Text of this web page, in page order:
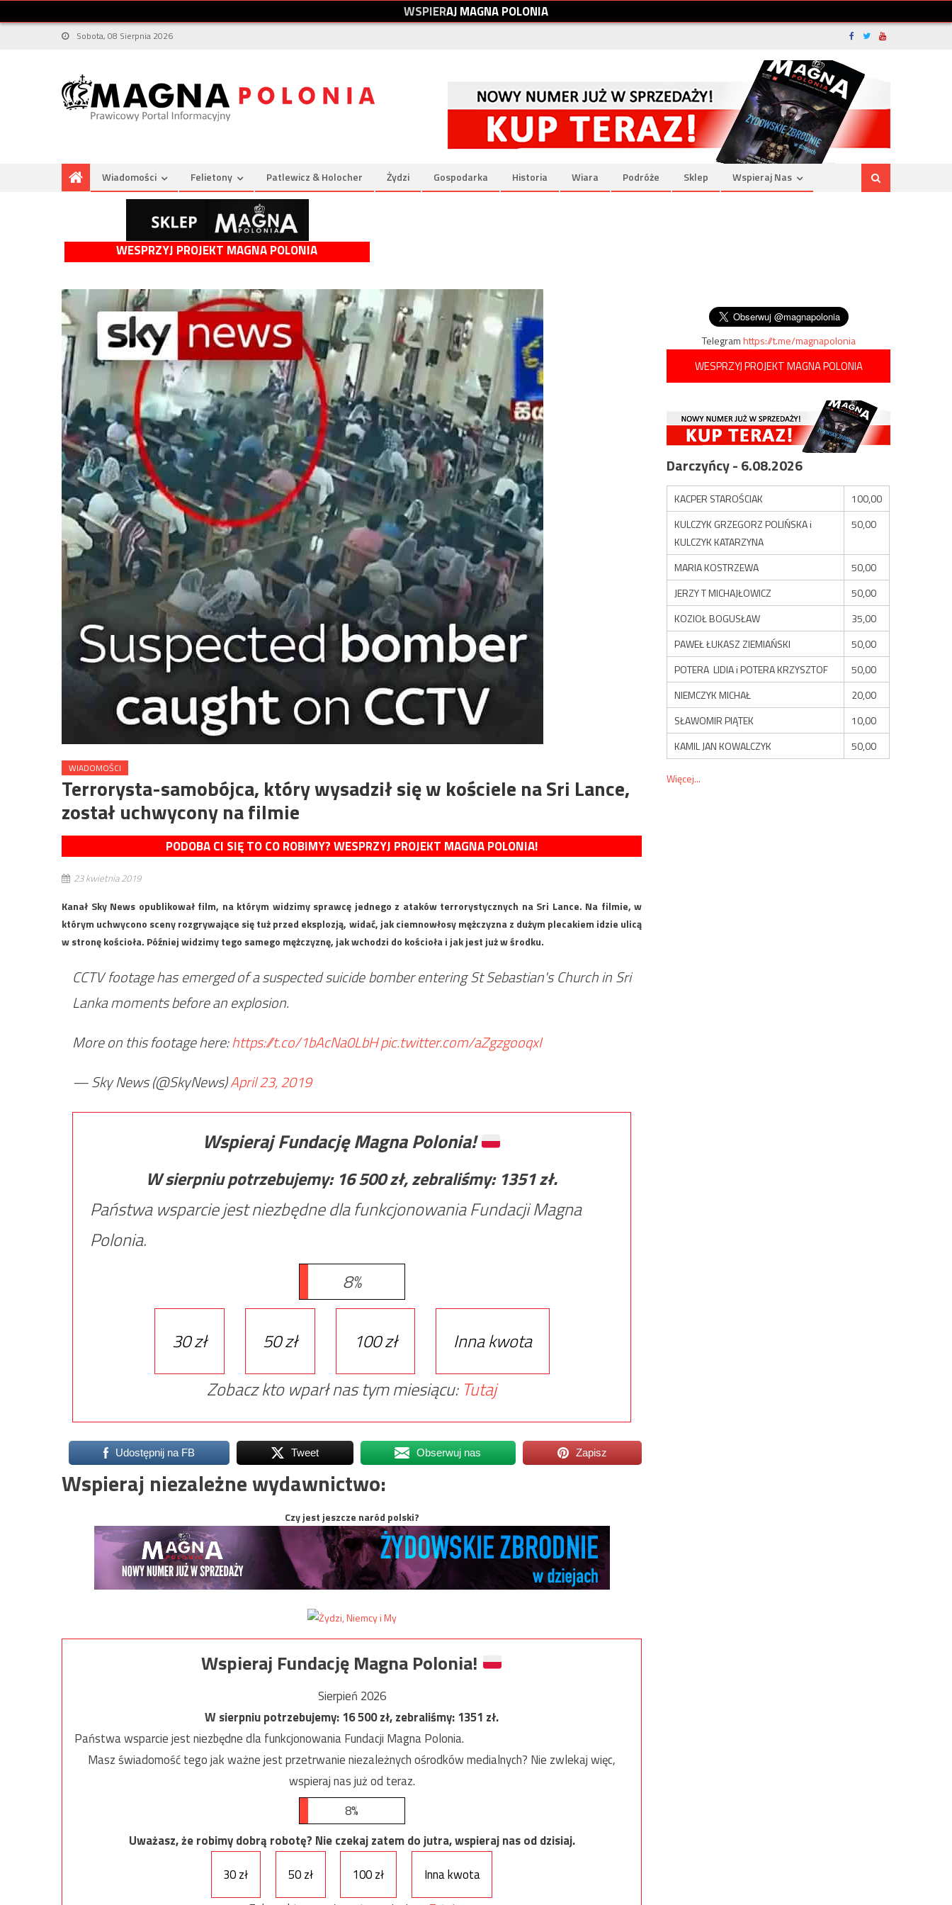
WSPIERAJMAGNAPOLONIA
Sobota, 08 Sierpnia 2026
Wiadomości Felietony Patlewicz & Holocher Żydzi Gospodarka Historia Wiara Podróże Sklep Wspieraj Nas
WESPRZYJ PROJEKT MAGNA POLONIA
WIADOMOŚCI
Terrorysta-samobójca, który wysadził się w kościele na Sri Lance,
został uchwycony na filmie
PODOBA CI SIĘ TO CO ROBIMY? WESPRZYJ PROJEKT MAGNA POLONIA!
23 kwietnia 2019
Kanał Sky News opublikował film, na którym widzimy sprawcę jednego z ataków terrorystycznych na Sri Lance. Na filmie, w
którym uchwycono sceny rozgrywające się tuż przed eksplozją, widać, jak ciemnowłosy mężczyzna z dużym plecakiem idzie ulicą
w stronę kościoła. Później widzimy tego samego mężczyznę, jak wchodzi do kościoła i jak jest już w środku.
CCTV footage has emerged of a suspected suicide bomber entering St Sebastian's Church in Sri
Lanka moments before an explosion.
More on this footage here:https://t.co/1bAcNa0LbHpic.twitter.com/aZgzgooqxI
— Sky News (@SkyNews)April 23, 2019
Wspieraj Fundację Magna Polonia!
W sierpniu potrzebujemy: 16 500zł, zebraliśmy: 1351zł.
Państwa wsparcie jest niezbędne dla funkcjonowania Fundacji Magna
Polonia.
8%
30 zł 50 zł 100 zł
Inna kwota
Zobacz kto wparł nas tym miesiącu: Tutaj
Udostępnij na FB Tweet Obserwuj nas Zapisz
Wspieraj niezależne wydawnictwo:
Czy jest jeszcze naród polski?
Wspieraj Fundację Magna Polonia!
Sierpień 2026
W sierpniu potrzebujemy:16 500zł, zebraliśmy:1351 zł.
Państwa wsparcie jest niezbędne dla funkcjonowania Fundacji Magna Polonia.
Masz świadomość tego jak ważne jest przetrwanie niezależnych ośrodków medialnych? Nie zwlekaj więc,
wspieraj nas już od teraz.
8%
Uważasz, że robimy dobrą robotę? Nie czekaj zatem do jutra, wspieraj nas od dzisiaj.
30 zł
50 zł 100 zł
Inna kwota
Telegramhttps://t.me/magnapolonia
WESPRZYJ PROJEKT MAGNA POLONIA
Darczyńcy - 6.08.2026
KACPER STAROŚCIAK
100,00
KULCZYK GRZEGORZ POLIŃSKA i
KULCZYK KATARZYNA
50,00
MARIA KOSTRZEWA
50,00
JERZY T MICHAJŁOWICZ
50,00
KOZIOŁ BOGUSŁAW
35,00
PAWEŁ ŁUKASZ ZIEMIAŃSKI
50,00
POTERA LIDIA i POTERA KRZYSZTOF
50,00
NIEMCZYK MICHAŁ
20,00
SŁAWOMIR PIĄTEK
10,00
KAMIL JAN KOWALCZYK
50,00
Więcej...